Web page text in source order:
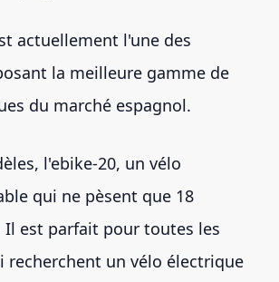
actuellement l'une des
la meilleure gamme de
du marché espagnol.
l'ebike-20, un vélo
qui ne pèsent que 18
Il est parfait pour toutes les
recherchent un vélo électrique